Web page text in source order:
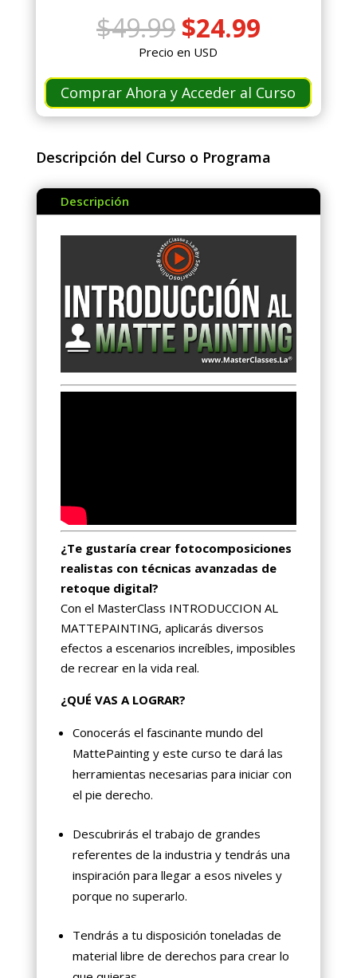
$49.99 El
precio
original
era:
$49.99.
$24.99El
es:
$24.99.
Precio en USD
Comprar Ahora y Acceder al Curso
Descripción del Curso o Programa
Descripción
¿Te gustaría crear fotocomposiciones
realistas con técnicas avanzadas de
retoque digital?
Con el MasterClass INTRODUCCION AL
MATTEPAINTING, aplicarás diversos
efectos a escenarios increíbles, imposibles
de recrear en la vida real.
¿QUÉ VAS A LOGRAR?
Conocerás el fascinante mundo del
MattePainting y este curso te dará las
herramientas necesarias para iniciar con
el pie derecho.
Descubrirás el trabajo de grandes
referentes de la industria y tendrás una
inspiración para llegar a esos niveles y
porque no superarlo.
Tendrás a tu disposición toneladas de
material libre de derechos para crear lo